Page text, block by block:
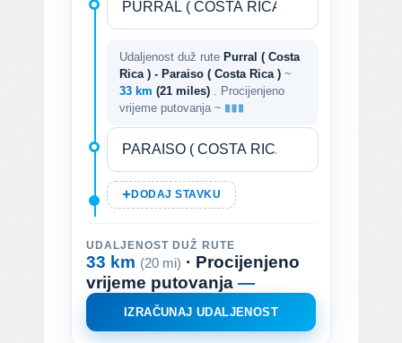
Udaljenost duž rute Purral ( Costa
Rica ) - Paraiso ( Costa Rica ) ~
33 km (21 miles)
. Procijenjeno
vrijeme putovanja ~
DODAJ STAVKU
UDALJENOST DUŽ RUTE
33 km (20 mi) · Procijenjeno
vrijeme putovanja —
IZRAČUNAJ UDALJENOST